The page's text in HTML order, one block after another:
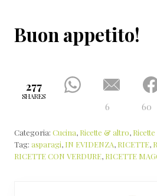
Buon appetito!
277
SHARES
6 60
Categoria: Cucina, Ricette & altro,
Tag: asparagi, IN EVIDENZA, RICETTE,
RICETTE CON VERDURE, RICETTE